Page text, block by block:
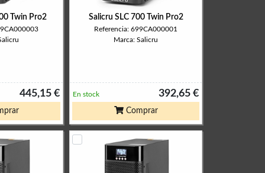
Twin Pro2
445,15 €
Salicru SLC 700 Twin Pro2
Referencia: 699CA000001
Marca: Salicru
392,65 €
En stock
Comprar